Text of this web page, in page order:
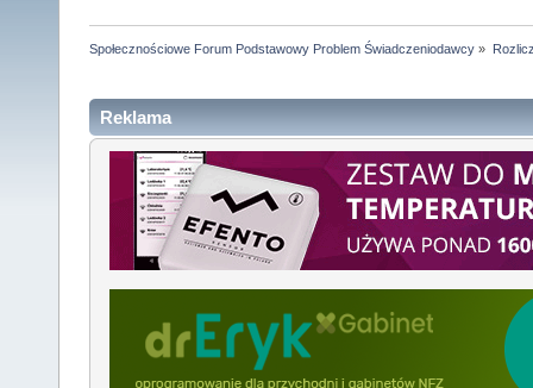
Społecznościowe Forum Podstawowy Problem Świadczeniodawcy »
Reklama